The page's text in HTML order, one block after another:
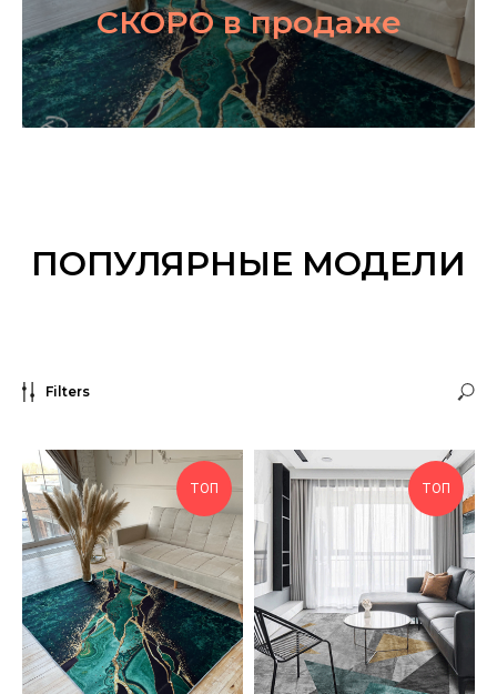
СКОРО в продаже
ПОПУЛЯРНЫЕ МОДЕЛИ
Filters
ТОП ТОП